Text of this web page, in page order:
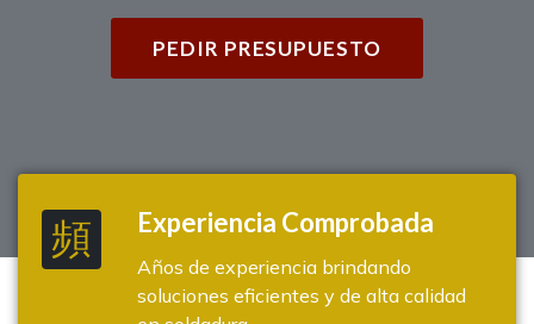
PEDIR PRESUPUESTO
Experiencia Comprobada
Años de experiencia brindando
soluciones eficientes y de alta calidad